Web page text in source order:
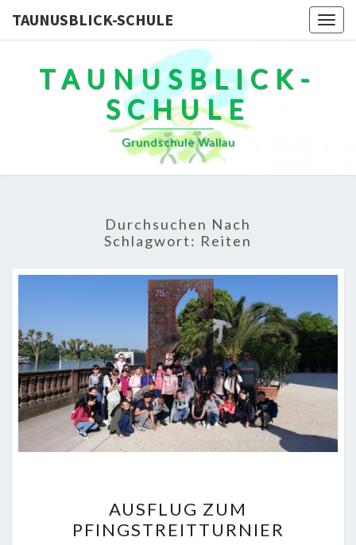
TAUNUSBLICK-SCHULE
TAUNUSBLICK-
SCHULE
Grundschule Wallau
Durchsuchen Nach
Schlagwort: Reiten
ZUM
PFINGSTREITTURNIER
AUSFLUG ZUM
PFINGSTREITTURNIER